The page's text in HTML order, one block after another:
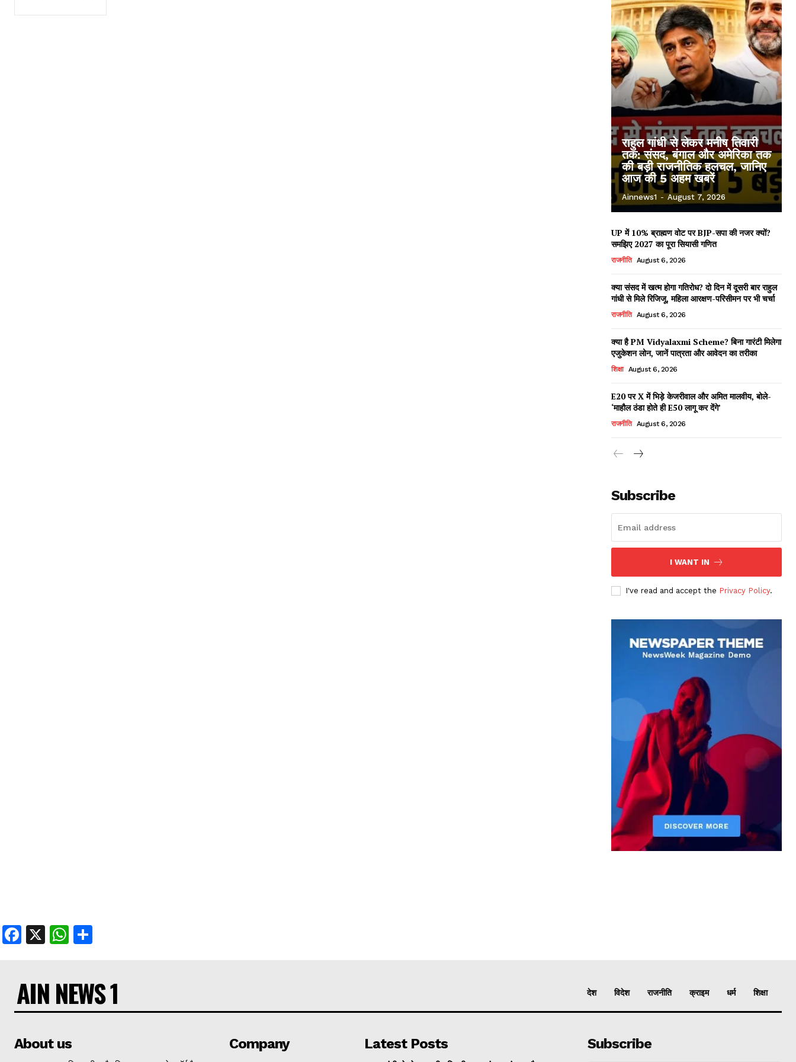
राहुल गांधी से लेकर मनीष तिवारी
तक: संसद, बंगाल और अमेरिका तक
की बड़ी राजनीतिक हलचल, जानिए
आज की 5 अहम खबरें
Ainnews1 - August 7, 2026
UP में 10% ब्राह्मण वोट पर BJP-सपा की नजर क्यों?
समझिए 2027 का पूरा सियासी गणित
राजनीति August 6, 2026
क्या संसद में खत्म होगा गतिरोध? दो दिन में दूसरी बार राहुल
गांधी से मिले रिजिजू, महिला आरक्षण-परिसीमन पर भी चर्चा
राजनीति August 6, 2026
क्या है PM Vidyalaxmi Scheme? बिना गारंटी मिलेगा
एजुकेशन लोन, जानें पात्रता और आवेदन का तरीका
शिक्षा August 6, 2026
E20 पर X में भिड़े केजरीवाल और अमित मालवीय, बोले-
‘माहौल ठंडा होते ही E50 लागू कर देंगे’
राजनीति August 6, 2026
Subscribe
I WANT IN
I've read and accept the Privacy Policy.
Facebook
X WhatsApp
AIN NEWS 1 देश विदेश राजनीति क्राइम धर्म शिक्षा
About us Company Latest Posts Subscribe